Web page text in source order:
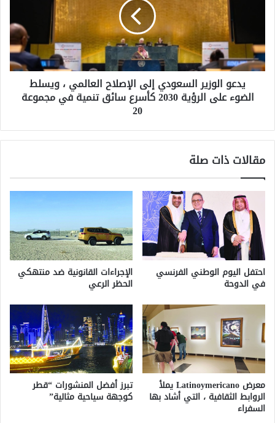
العالمي
،
ويسلط
الضوء
الرؤية
سائق
في
يدعو الوزير السعودي إلى الإصلاح العالمي ، ويسلط
الضوء على الرؤية 2030 كأسرع سائق تنمية في مجموعة
20
مقالات ذات صلة
احتفل اليوم الوطني الفرنسي
في الدوحة
الإجراءات القانونية ضد منتهكي
الحظر الرعي
معرض Latinoymericano يملأ
الروابط الثقافية ، التي أشاد بها
السفراء
تبرز أفضل المنشورات “قطر
كوجهة سياحية مثالية”